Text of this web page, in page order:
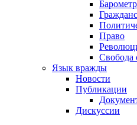
Право
Свобода
Язык вражды
Новости
Публикации
Дискуссии